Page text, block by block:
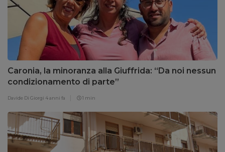
Caronia, la minoranza alla Giuffrida: “Da noi nessun
condizionamento di parte”
Davide Di Giorgi 4 anni fa 1 min